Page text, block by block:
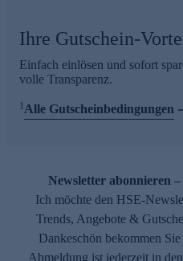
Ihre Gutschein-
Einfach einlösen und sofort
volle Transparenz.
1Alle Gutscheinbedingungen
Newsletter abonnieren
Ich möchte den HSE-
Trends, Angebote &
Dankeschön bekommen
Abmeldung ist jederzeit in